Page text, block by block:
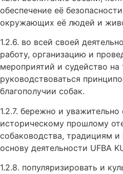
обеспечение её
окружающих её людей и
1.2.6. во всей своей
работу, организацию и
мероприятий и судейство на
руководствоваться
благополучии собак.
1.2.7. бережно и уважительно
историческому прошлому
собаководства, традициям
основу деятельности UFBA
1.2.8. популяризировать и